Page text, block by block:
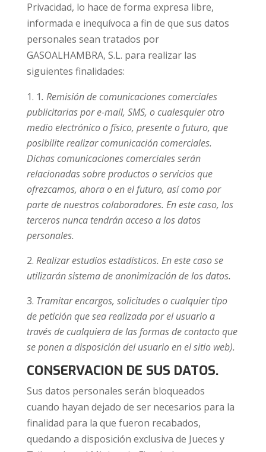
Privacidad, lo hace de forma expresa libre,
informada e inequívoca a fin de que sus datos
personales sean tratados por
GASOALHAMBRA, S.L. para realizar las
siguientes finalidades:
1. Remisión de comunicaciones comerciales
publicitarias por e-mail, SMS, o cualesquier otro
medio electrónico o físico, presente o futuro, que
posibilite realizar comunicación comerciales.
Dichas comunicaciones comerciales serán
relacionadas sobre productos o servicios que
ofrezcamos, ahora o en el futuro, así como por
parte de nuestros colaboradores. En este caso, los
terceros nunca tendrán acceso a los datos
personales.
Realizar estudios estadísticos. En este caso se
utilizarán sistema de anonimización de los datos.
Tramitar encargos, solicitudes o cualquier tipo
de petición que sea realizada por el usuario a
través de cualquiera de las formas de contacto que
se ponen a disposición del usuario en el sitio web).
CONSERVACION DE SUS DATOS.
Sus datos personales serán bloqueados
cuando hayan dejado de ser necesarios para la
finalidad para la que fueron recabados,
quedando a disposición exclusiva de Jueces y